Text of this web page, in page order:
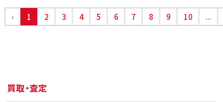
‹ 1 2 3 4 5 6 7 8 9 10 ...
買取・査定